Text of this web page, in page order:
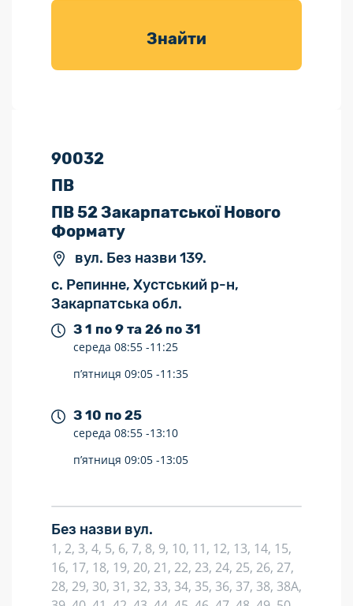
товарів для
Знайти
90032
ПВ
ПВ 52 Закарпатської Нового
Формату
вул. Без назви 139.
с. Репинне, Хустський р-н,
Закарпатська обл.
З 1 по 9 та 26 по 31
середа 08:55 -11:25
п’ятниця 09:05 -11:35
З 10 по 25
середа 08:55 -13:10
п’ятниця 09:05 -13:05
Без назви вул.
1, 2, 3, 4, 5, 6, 7, 8, 9, 10, 11, 12, 13, 14, 15,
16, 17, 18, 19, 20, 21, 22, 23, 24, 25, 26, 27,
28, 29, 30, 31, 32, 33, 34, 35, 36, 37, 38, 38А,